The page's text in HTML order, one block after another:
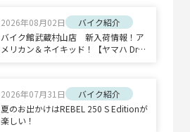
2026年08月02日
バイク紹介
バイク館武蔵村山店 新入荷情報！ア
メリカン＆ネイキッド！【ヤマハ Drag
2026年07月31日
バイク紹介
夏のお出かけはREBEL 250 S Editionが
楽しい！